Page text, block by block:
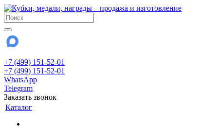
+7 (499) 151-52-01
+7 (499) 151-52-01
WhatsApp
Telegram
Заказать звонок
Каталог